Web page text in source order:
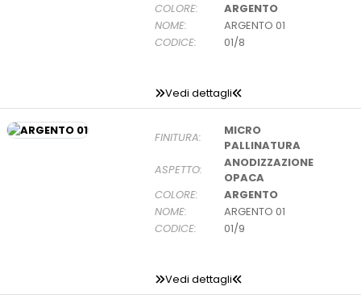
COLORE:
ARGENTO
NOME:
ARGENTO 01
CODICE:
01/8
Vedi dettagli
FINITURA:
MICRO
PALLINATURA
ASPETTO:
ANODIZZAZIONE
OPACA
COLORE:
ARGENTO
NOME:
ARGENTO 01
CODICE:
01/9
Vedi dettagli